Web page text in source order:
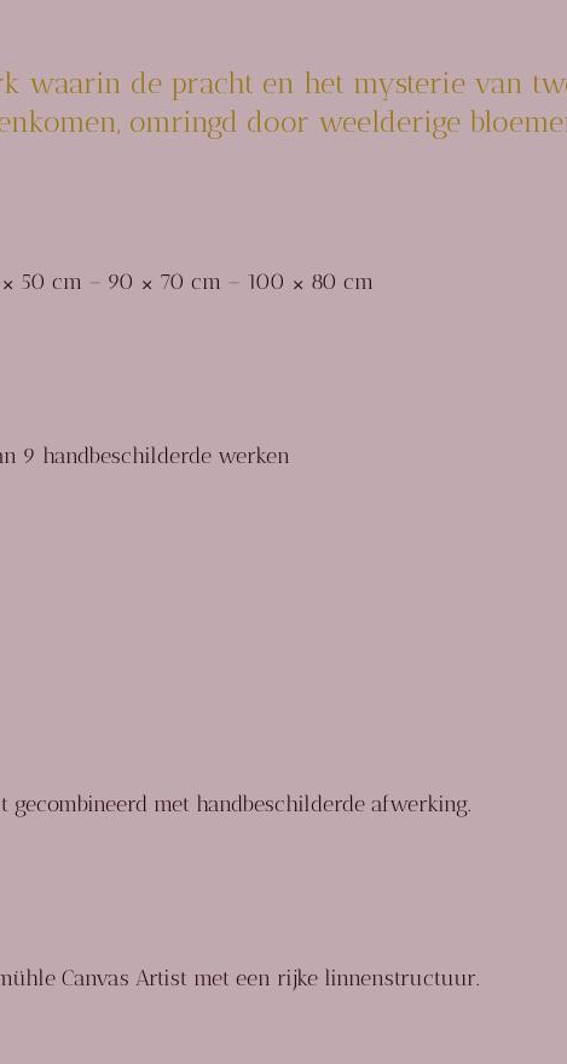
waarin de pracht en het mysterie van
omringd door weelderige
50 cm – 90 × 70 cm – 100 × 80 cm
9 handbeschilderde werken
gecombineerd met handbeschilderde afwerking.
Canvas Artist met een rijke linnenstructuur.